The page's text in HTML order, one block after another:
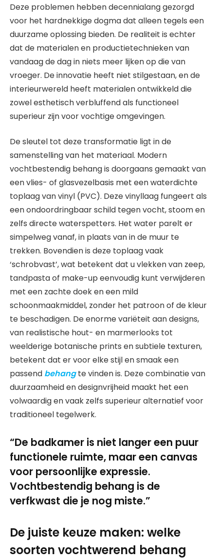
Deze problemen hebben decennialang gezorgd
voor het hardnekkige dogma dat alleen tegels een
duurzame oplossing bieden. De realiteit is echter
dat de materialen en productietechnieken van
vandaag de dag in niets meer lijken op die van
vroeger. De innovatie heeft niet stilgestaan, en de
interieurwereld heeft materialen ontwikkeld die
zowel esthetisch verbluffend als functioneel
superieur zijn voor vochtige omgevingen.
De sleutel tot deze transformatie ligt in de
samenstelling van het materiaal. Modern
vochtbestendig behang is doorgaans gemaakt van
een vlies- of glasvezelbasis met een waterdichte
toplaag van vinyl (PVC). Deze vinyllaag fungeert als
een ondoordringbaar schild tegen vocht, stoom en
zelfs directe waterspetters. Het water parelt er
simpelweg vanaf, in plaats van in de muur te
trekken. Bovendien is deze toplaag vaak
‘schrobvast’, wat betekent dat u vlekken van zeep,
tandpasta of make-up eenvoudig kunt verwijderen
met een zachte doek en een mild
schoonmaakmiddel, zonder het patroon of de kleur
te beschadigen. De enorme variëteit aan designs,
van realistische hout- en marmerlooks tot
weelderige botanische prints en subtiele texturen,
betekent dat er voor elke stijl en smaak een
passend behangte vinden is. Deze combinatie van
duurzaamheid en designvrijheid maakt het een
volwaardig en vaak zelfs superieur alternatief voor
traditioneel tegelwerk.
“De badkamer is niet langer een puur
functionele ruimte, maar een canvas
voor persoonlijke expressie.
Vochtbestendig behang is de
verfkwast die je nog miste.”
De juiste keuze maken: welke
soorten vochtwerend behang